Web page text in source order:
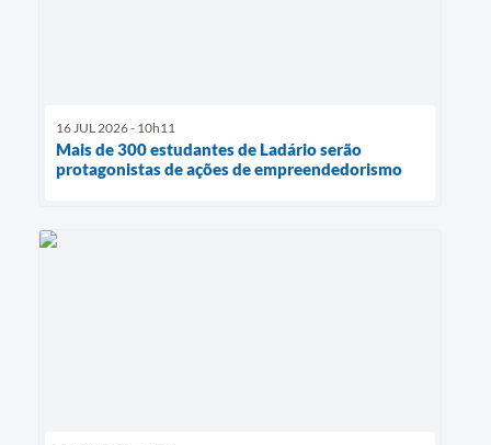
16 JUL 2026 - 10h11
Mais de 300 estudantes de Ladário serão
protagonistas de ações de empreendedorismo